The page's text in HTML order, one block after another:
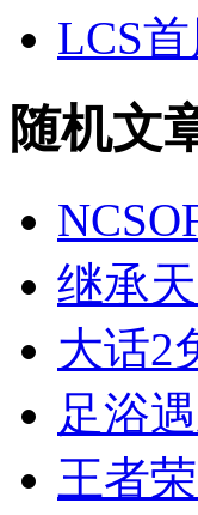
LCS
随机文
继承
大话2
足浴
王者